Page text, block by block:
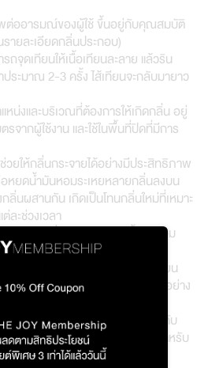
ต่ออารมณ์ของผู้ใช้ ขึ้นอยู่กับคุณสมบัติ
ายละเอียดกลิ่นประกอบ)
ถจุดเทียนให้เนื้อเทียนละลาย แล้วริน
ระมาณ 2-3 ครั้ง ไส้เทียนจะกลับมายาว
น่งและบริเวณที่ต้องการให้เกิดกลิ่น อยู่
รจากผู้ใช้งาน และใช้ในพื้นที่ปิดที่มีการ
วยให้กลิ่นกระจายได้อย่างมีประสิทธิภาพ
หยดน้ำมันหอมระเหยหลายกลิ่นลงบน
กลิ่นผสานกัน เกิดเป็นโทนกลิ่นใหม่ที่เหมาะ
ะช่วงเวลา
เข้มของกลิ่น สามารถหยดน้ำมันหอม
ยงการหยดบริเวณเปลวไฟ)
หน้า สามารถเอียงหรือหมุนแก้วเทียน
วน์ในแก้ว) เพื่อให้ไขเทียนกระจายอย่าง
สม ควรเลือกใช้เทียนให้สอดคล้องกับ
Candle ขนาด 120 กรัม เหมาะสำหรับ